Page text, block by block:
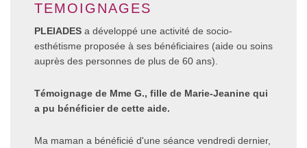
TEMOIGNAGES
PLEIADES a développé une activité de socio-
esthétisme proposée à ses bénéficiaires (aide ou soins
auprès des personnes de plus de 60 ans).
Témoignage de Mme G., fille de Marie-Jeanine qui
a pu bénéficier de cette aide.
Ma maman a bénéficié d'une séance vendredi dernier,